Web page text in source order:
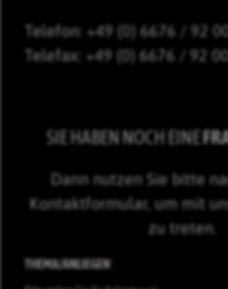
Telefon: +49 (0) 6676 / 92
Telefax: +49 (0) 6676 / 92
SIE HABEN NOCH EINE
Dann nutzen Sie bitte
Kontaktformular, um mit
zu treten.
THEMA/ANLIEGEN*